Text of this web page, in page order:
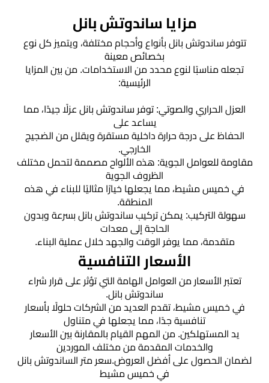
وبيوت
مظلات
ومستودعات
الجنوب
مزايا ساندوتش بانل
تتوفر ساندوتش بانل بأنواع وأحجام مختلفة، ويتميز كل نوع
بخصائص معينة
تجعله مناسبًا لنوع محدد من الاستخدامات. من بين المزايا
الرئيسية:
العزل الحراري والصوتي: توفر ساندوتش بانل عزلًا جيدًا، مما
يساعد على
الحفاظ على درجة حرارة داخلية مستقرة ويقلل من الضجيج
الخارجي.
مقاومة للعوامل الجوية: هذه الألواح مصممة لتحمل مختلف
الظروف الجوية
في خميس مشيط، مما يجعلها خيارًا مثاليًا للبناء في هذه
المنطقة.
سهولة التركيب: يمكن تركيب ساندوتش بانل بسرعة وبدون
الحاجة إلى معدات
متقدمة، مما يوفر الوقت والجهد خلال عملية البناء.
الأسعار التنافسية
تعتبر الأسعار من العوامل الهامة التي تؤثر على قرار شراء
ساندوتش بانل.
في خميس مشيط، تقدم العديد من الشركات حلولًا بأسعار
تنافسية جدًا، مما يجعلها في متناول
يد المستهلكين. من المهم القيام بالمقارنة بين الأسعار
والخدمات المقدمة من مختلف الموردين
لضمان الحصول على أفضل العروض.سعر متر الساندوتش بانل
في خميس مشيط